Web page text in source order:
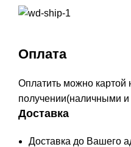
Оплата
Оплатить можно картой
получении(наличными и
Доставка
Доставка до Вашего